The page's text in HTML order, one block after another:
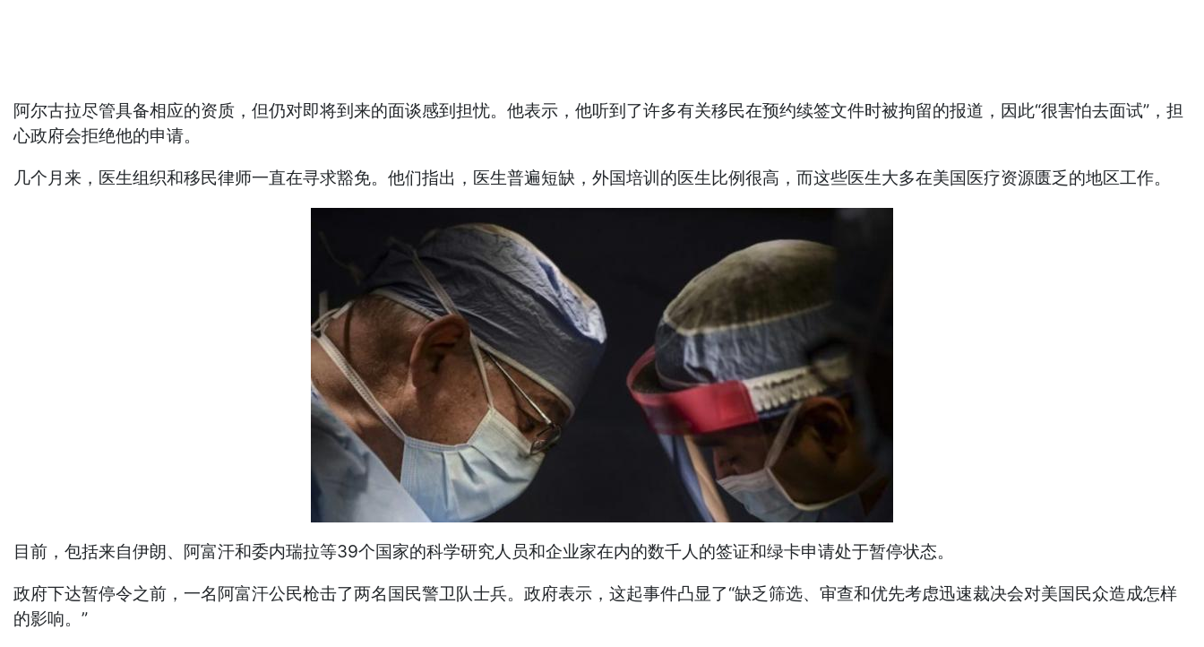
阿尔古拉尽管具备相应的资质，但仍对即将到来的面谈感到担忧。他表示，他听到了许多有关移民在预约续签文件时被拘留的报道，因此“很害怕去面试”，担
心政府会拒绝他的申请。
几个月来，医生组织和移民律师一直在寻求豁免。他们指出，医生普遍短缺，外国培训的医生比例很高，而这些医生大多在美国医疗资源匮乏的地区工作。
目前，包括来自伊朗、阿富汗和委内瑞拉等39个国家的科学研究人员和企业家在内的数千人的签证和绿卡申请处于暂停状态。
政府下达暂停令之前，一名阿富汗公民枪击了两名国民警卫队士兵。政府表示，这起事件凸显了“缺乏筛选、审查和优先考虑迅速裁决会对美国民众造成怎样
的影响。”